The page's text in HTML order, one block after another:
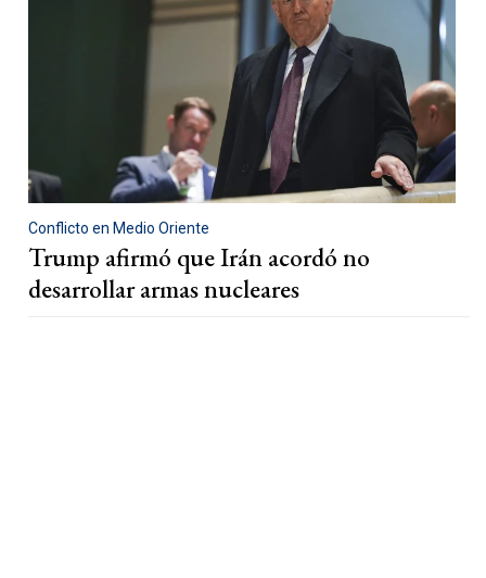
Conflicto en Medio Oriente
Trump afirmó que Irán acordó no
desarrollar armas nucleares